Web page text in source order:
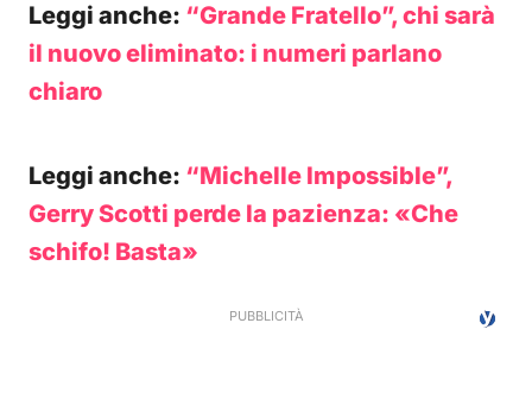
Leggi anche: “Grande Fratello”, chi sarà
il nuovo eliminato: i numeri parlano
chiaro
Leggi anche: “Michelle Impossible”,
Gerry Scotti perde la pazienza: «Che
schifo! Basta»